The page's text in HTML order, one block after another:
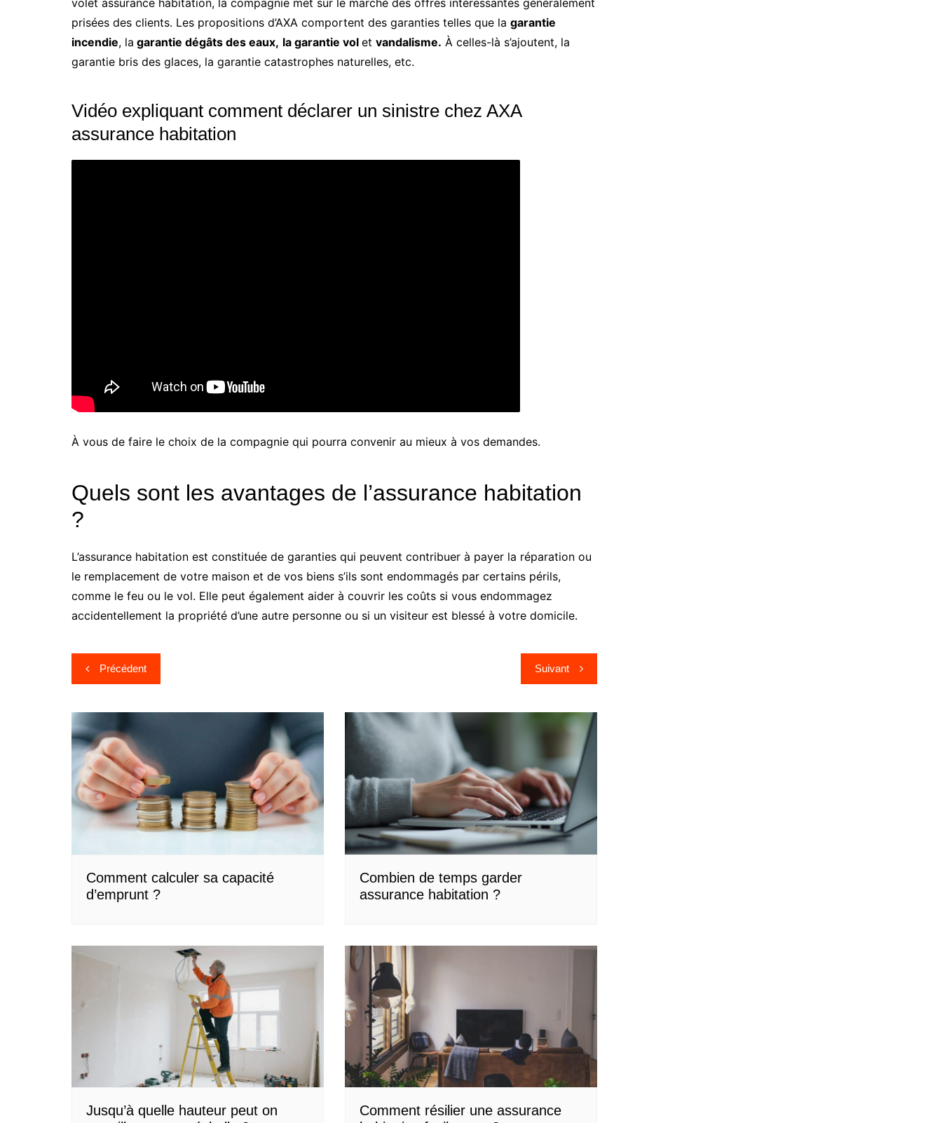
volet assurance habitation, la compagnie met sur le marché des offres intéressantes généralement
prisées des clients. Les propositions d’AXA comportent des garanties telles que la garantie
incendie, la garantie dégâts des eaux, la garantie vol et vandalisme. À celles-là s’ajoutent, la
garantie bris des glaces, la garantie catastrophes naturelles, etc.
Vidéo expliquant comment déclarer un sinistre chez AXA
assurance habitation
À vous de faire le choix de la compagnie qui pourra convenir au mieux à vos demandes.
Quels sont les avantages de l’assurance habitation
?
L’assurance habitation est constituée de garanties qui peuvent contribuer à payer la réparation ou
le remplacement de votre maison et de vos biens s’ils sont endommagés par certains périls,
comme le feu ou le vol. Elle peut également aider à couvrir les coûts si vous endommagez
accidentellement la propriété d’une autre personne ou si un visiteur est blessé à votre domicile.
Navigation
de
l’article
Précédent Suivant
Comment calculer sa capacité
d’emprunt ?
Combien de temps garder
assurance habitation ?
Jusqu’à quelle hauteur peut on
Comment résilier une assurance